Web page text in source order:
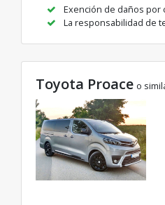
Exención de daños por
La responsabilidad de
Toyota Proace o